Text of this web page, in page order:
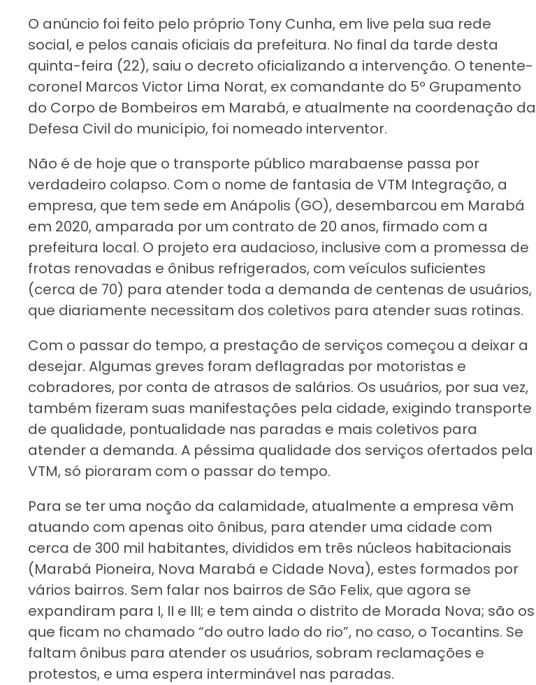
O anúncio foi feito pelo próprio Tony Cunha, em live pela sua rede
social, e pelos canais oficiais da prefeitura. No final da tarde desta
quinta-feira (22), saiu o decreto oficializando a intervenção. O tenente-
coronel Marcos Victor Lima Norat, ex comandante do 5º Grupamento
do Corpo de Bombeiros em Marabá, e atualmente na coordenação da
Defesa Civil do município, foi nomeado interventor.
Não é de hoje que o transporte público marabaense passa por
verdadeiro colapso. Com o nome de fantasia de VTM Integração, a
empresa, que tem sede em Anápolis (GO), desembarcou em Marabá
em 2020, amparada por um contrato de 20 anos, firmado com a
prefeitura local. O projeto era audacioso, inclusive com a promessa de
frotas renovadas e ônibus refrigerados, com veículos suficientes
(cerca de 70) para atender toda a demanda de centenas de usuários,
que diariamente necessitam dos coletivos para atender suas rotinas.
Com o passar do tempo, a prestação de serviços começou a deixar a
desejar. Algumas greves foram deflagradas por motoristas e
cobradores, por conta de atrasos de salários. Os usuários, por sua vez,
também fizeram suas manifestações pela cidade, exigindo transporte
de qualidade, pontualidade nas paradas e mais coletivos para
atender a demanda. A péssima qualidade dos serviços ofertados pela
VTM, só pioraram com o passar do tempo.
Para se ter uma noção da calamidade, atualmente a empresa vêm
atuando com apenas oito ônibus, para atender uma cidade com
cerca de 300 mil habitantes, divididos em três núcleos habitacionais
(Marabá Pioneira, Nova Marabá e Cidade Nova), estes formados por
vários bairros. Sem falar nos bairros de São Felix, que agora se
expandiram para I, II e III; e tem ainda o distrito de Morada Nova; são os
que ficam no chamado “do outro lado do rio”, no caso, o Tocantins. Se
faltam ônibus para atender os usuários, sobram reclamações e
protestos, e uma espera interminável nas paradas.